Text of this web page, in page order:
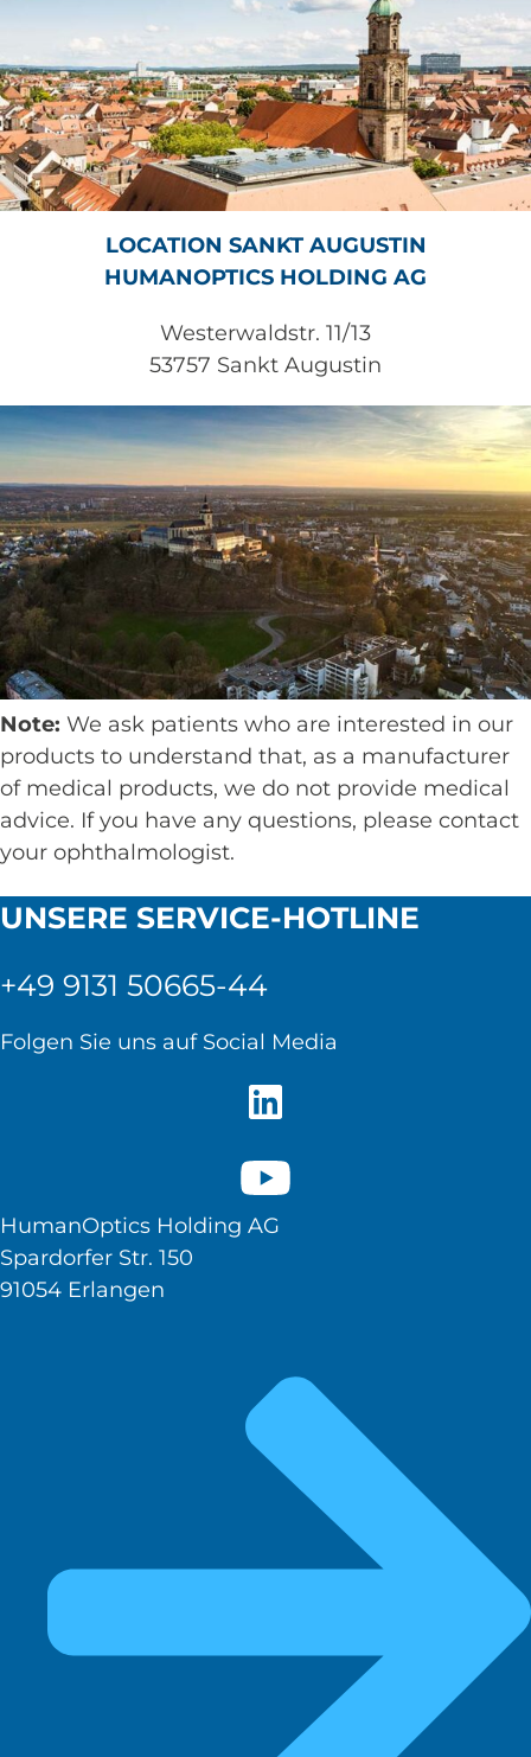
LOCATION SANKT AUGUSTIN
HUMANOPTICS HOLDING AG
Westerwaldstr. 11/13
53757 Sankt Augustin
Note: We ask patients who are interested in our
products to understand that, as a manufacturer
of medical products, we do not provide medical
advice. If you have any questions, please contact
your ophthalmologist.
UNSERE SERVICE-HOTLINE
+49 9131 50665-44
Folgen Sie uns auf Social Media
HumanOptics Holding AG
Spardorfer Str. 150
91054 Erlangen